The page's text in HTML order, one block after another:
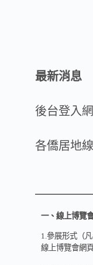
最新消息
後台登入
各僑居地
一、線上博覽
1.參展形式（
線上博覽會網